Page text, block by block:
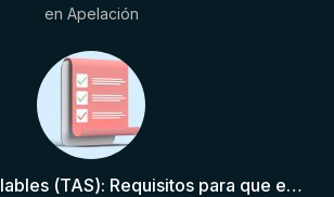
en Apelación
Decisiones apelables (TAS): Requisitos para que exista una decisión